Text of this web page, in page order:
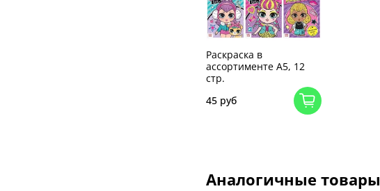
Раскраска в
ассортименте А5, 12
стр.
45 руб
Аналогичные товары